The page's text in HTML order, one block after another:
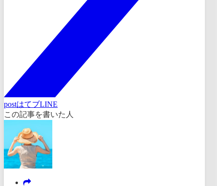
postはてブLINE
この記事を書いた人